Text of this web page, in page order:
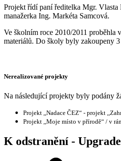
Projekt řídí paní ředitelka Mgr. Vlasta
manažerka Ing. Markéta Samcová.
Ve školním roce 2010/2011 proběhla
materiálů. Do školy byly zakoupeny
Nerealizované projekty
Na následující projekty byly podány
Projekt ,,Nadace ČEZ“ - projekt
Projekt ,,Moje místo v přírodě“ / v
K odstranění - Upgrade